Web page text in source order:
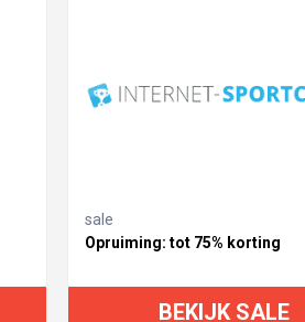
sale
Opruiming: tot 75% korting
BEKIJK SALE